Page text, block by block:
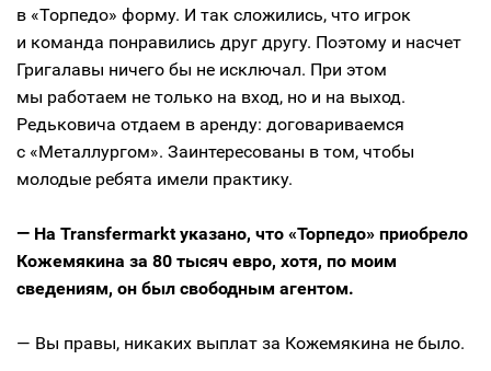
в «Торпедо» форму. И так сложились, что игрок
и команда понравились друг другу. Поэтому и насчет
Григалавы ничего бы не исключал. При этом
мы работаем не только на вход, но и на выход.
Редьковича отдаем в аренду: договариваемся
с «Металлургом». Заинтересованы в том, чтобы
молодые ребята имели практику.
— На Transfermarkt указано, что «Торпедо» приобрело
Кожемякина за 80 тысяч евро, хотя, по моим
сведениям, он был свободным агентом.
— Вы правы, никаких выплат за Кожемякина не было.